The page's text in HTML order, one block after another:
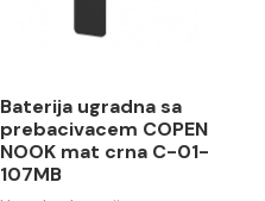
Baterija ugradna sa
prebacivacem COPEN
NOOK mat crna C-01-
107MB